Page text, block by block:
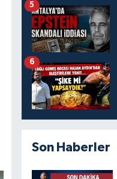
5
6
Son Haberler